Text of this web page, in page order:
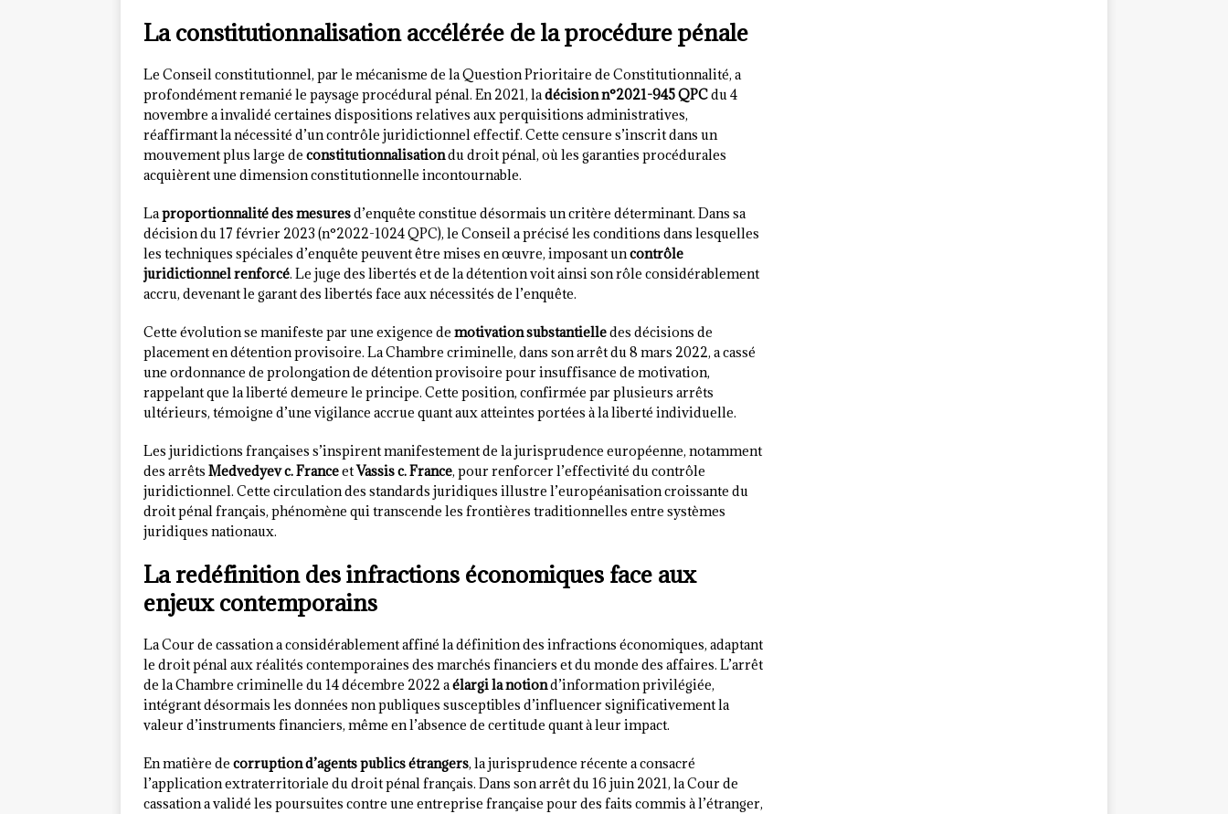
La constitutionnalisation accélérée de la procédure pénale
Le Conseil constitutionnel, par le mécanisme de la Question Prioritaire de Constitutionnalité, a
profondément remanié le paysage procédural pénal. En 2021, ladécision n°2021-945 QPCdu 4
novembre a invalidé certaines dispositions relatives aux perquisitions administratives,
réaffirmant la nécessité d’un contrôle juridictionnel effectif. Cette censure s’inscrit dans un
mouvement plus large de constitutionnalisationdu droit pénal, où les garanties procédurales
acquièrent une dimension constitutionnelle incontournable.
Laproportionnalité des mesuresd’enquête constitue désormais un critère déterminant. Dans sa
décision du 17 février 2023 (n°2022-1024 QPC), le Conseil a précisé les conditions dans lesquelles
les techniques spéciales d’enquête peuvent être mises en œuvre, imposant uncontrôle
juridictionnel renforcé. Le juge des libertés et de la détention voit ainsi son rôle considérablement
accru, devenant le garant des libertés face aux nécessités de l’enquête.
Cette évolution se manifeste par une exigence de motivation substantielledes décisions de
placement en détention provisoire. La Chambre criminelle, dans son arrêt du 8 mars 2022, a cassé
une ordonnance de prolongation de détention provisoire pour insuffisance de motivation,
rappelant que la liberté demeure le principe. Cette position, confirmée par plusieurs arrêts
ultérieurs, témoigne d’une vigilance accrue quant aux atteintes portées à la liberté individuelle.
Les juridictions françaises s’inspirent manifestement de la jurisprudence européenne, notamment
des arrêts Medvedyev c. FranceetVassis c. France, pour renforcer l’effectivité du contrôle
juridictionnel. Cette circulation des standards juridiques illustre l’européanisation croissante du
droit pénal français, phénomène qui transcende les frontières traditionnelles entre systèmes
juridiques nationaux.
La redéfinition des infractions économiques face aux
enjeux contemporains
La Cour de cassation a considérablement affiné la définition des infractions économiques, adaptant
le droit pénal aux réalités contemporaines des marchés financiers et du monde des affaires. L’arrêt
de la Chambre criminelle du 14 décembre 2022 aélargi la notiond’information privilégiée,
intégrant désormais les données non publiques susceptibles d’influencer significativement la
valeur d’instruments financiers, même en l’absence de certitude quant à leur impact.
En matière de corruption d’agents publics étrangers, la jurisprudence récente a consacré
l’application extraterritoriale du droit pénal français. Dans son arrêt du 16 juin 2021, la Cour de
cassation a validé les poursuites contre une entreprise française pour des faits commis à l’étranger,